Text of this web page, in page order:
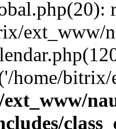
ext_www/
home/